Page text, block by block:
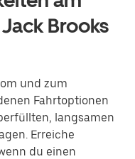
Brooks
und zum
Fahrtoptionen
langsamen
Erreiche
du einen